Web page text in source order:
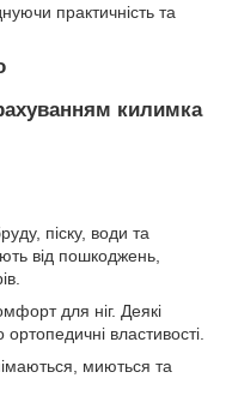
практичність та
килимка
піску, води та
від пошкоджень,
для ніг. Деякі
властивості.
миються та